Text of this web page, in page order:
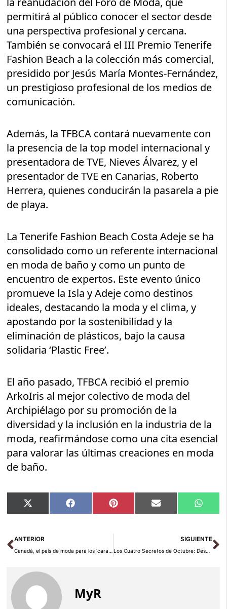
permitirá al público conocer el sector desde
una perspectiva profesional y cercana.
También se convocará el III Premio Tenerife
Fashion Beach a la colección más comercial,
presidido por Jesús María Montes-Fernández,
un prestigioso profesional de los medios de
comunicación.
Además, la TFBCA contará nuevamente con
la presencia de la top model internacional y
presentadora de TVE, Nieves Álvarez, y el
presentador de TVE en Canarias, Roberto
Herrera, quienes conducirán la pasarela a pie
de playa.
La Tenerife Fashion Beach Costa Adeje se ha
consolidado como un referente internacional
en moda de baño y como un punto de
encuentro de expertos. Este evento único
promueve la Isla y Adeje como destinos
ideales, destacando la moda y el clima, y
apostando por la sostenibilidad y la
eliminación de plásticos, bajo la causa
solidaria ‘Plastic Free’.
El año pasado, TFBCA recibió el premio
ArkoIris al mejor colectivo de moda del
Archipiélago por su promoción de la
diversidad y la inclusión en la industria de la
moda, reafirmándose como una cita esencial
para valorar las últimas creaciones en moda
de baño.
Compartir
en
X
(Twitter)
Compartir
en
Facebook Compartir
en
Pinterest Compartir
en
Email
en
Ant
ANTERIOR
Canadá, el país de moda para los ‘caravan lovers’ españoles
SIGUIENTE
Los Cuatro Secretos de Octubre: Descubre por qué es el Mejor Mes para Viajar a China
MyR